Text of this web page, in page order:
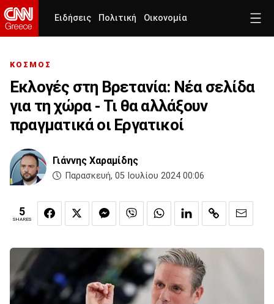
Ειδήσεις Πολιτική Οικονομία
ΚΟΣΜΟΣ
Εκλογές στη Βρετανία: Νέα σελίδα
για τη χώρα - Τι θα αλλάξουν
πραγματικά οι Εργατικοί
Γιάννης Χαραμίδης
Παρασκευή, 05 Ιουλίου 2024 00:06
5
SHARES